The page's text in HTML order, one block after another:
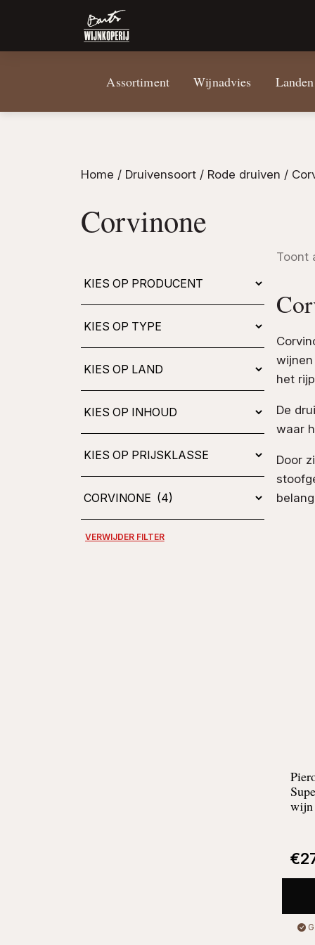
Assortiment Wijnadvies Landen
Home / Druivensoort / Rode druiven /
Corvinone
Kies
Toont
het
De
waar
Door
wijn
€